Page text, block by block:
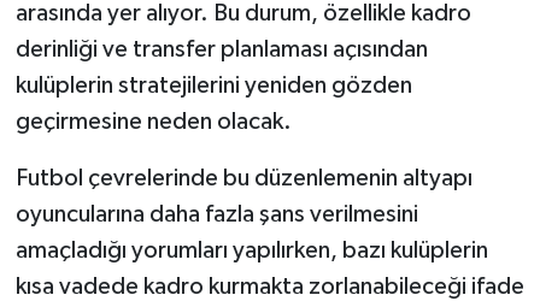
arasında yer alıyor. Bu durum, özellikle kadro
derinliği ve transfer planlaması açısından
kulüplerin stratejilerini yeniden gözden
geçirmesine neden olacak.
Futbol çevrelerinde bu düzenlemenin altyapı
oyuncularına daha fazla şans verilmesini
amaçladığı yorumları yapılırken, bazı kulüplerin
kısa vadede kadro kurmakta zorlanabileceği ifade